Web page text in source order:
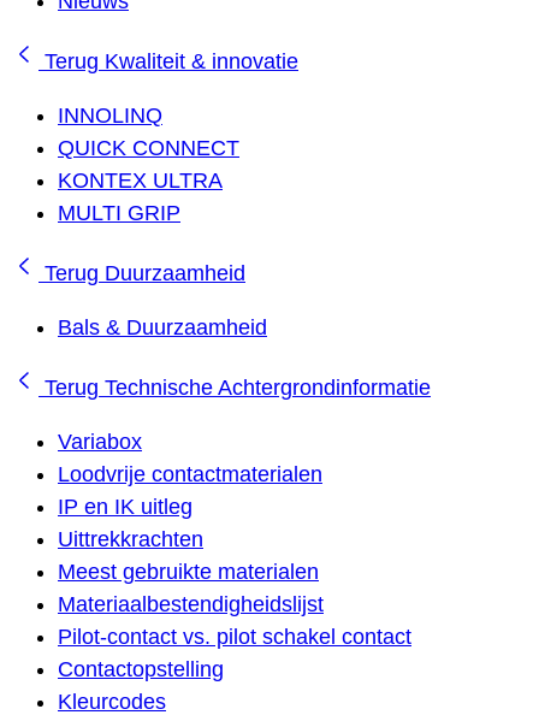
Terug Kwaliteit & innovatie
INNOLINQ
QUICK CONNECT
KONTEX ULTRA
MULTI GRIP
Terug Duurzaamheid
Bals & Duurzaamheid
Terug Technische Achtergrondinformatie
Variabox
Loodvrije contactmaterialen
IP en IK uitleg
Uittrekkrachten
Meest gebruikte materialen
Materiaalbestendigheidslijst
Pilot-contact vs. pilot schakel contact
Contactopstelling
Kleurcodes